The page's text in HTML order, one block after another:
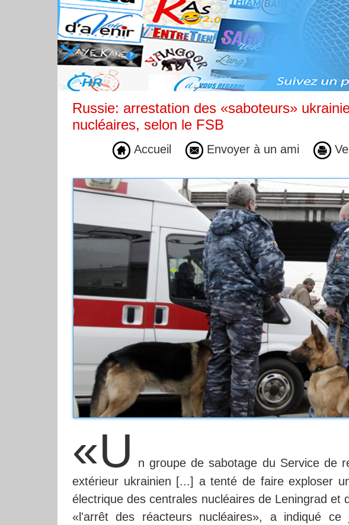
Russie: arrestation des «saboteurs»
nucléaires, selon le FSB
Accueil Envoyer à un ami
«U
n groupe de sabotage du Service de
extérieur ukrainien [...] a tenté de faire exploser
électrique des centrales nucléaires de Leningrad et
«l'arrêt des réacteurs nucléaires», a indiqué